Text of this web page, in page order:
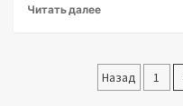
Читать далее
Назад 1